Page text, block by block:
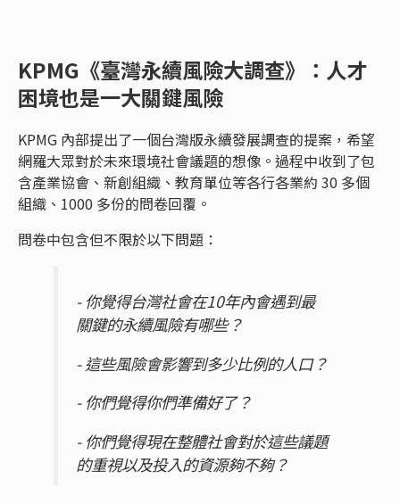
KPMG《臺灣永續風險大調查》：人才
困境也是一大關鍵風險
KPMG 內部提出了一個台灣版永續發展調查的提案，希望
網羅大眾對於未來環境社會議題的想像。過程中收到了包
含產業協會、新創組織、教育單位等各行各業約 30 多個
組織、1000 多份的問卷回覆。
問卷中包含但不限於以下問題：
- 你覺得台灣社會在10年內會遇到最
關鍵的永續風險有哪些？
- 這些風險會影響到多少比例的人口？
- 你們覺得你們準備好了？
- 你們覺得現在整體社會對於這些議題
的重視以及投入的資源夠不夠？